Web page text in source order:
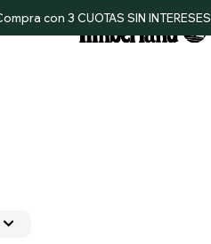
con 3 CUOTAS SIN INTERESES